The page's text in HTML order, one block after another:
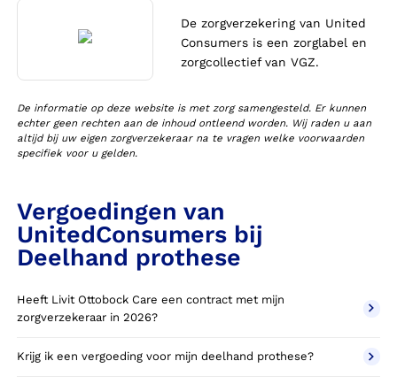
De zorgverzekering van United
Consumers is een zorglabel en
zorgcollectief van VGZ.
De informatie op deze website is met zorg samengesteld. Er kunnen
echter geen rechten aan de inhoud ontleend worden. Wij raden u aan
altijd bij uw eigen zorgverzekeraar na te vragen welke voorwaarden
specifiek voor u gelden.
Vergoedingen van
UnitedConsumers bij
Deelhand prothese
Heeft Livit Ottobock Care een contract met mijn
zorgverzekeraar in 2026?
Krijg ik een vergoeding voor mijn deelhand prothese?